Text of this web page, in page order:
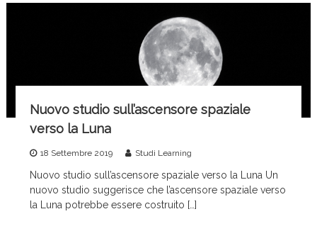
Nuovo studio sull’ascensore spaziale
verso la Luna
18 Settembre 2019 Studi Learning
Nuovo studio sull’ascensore spaziale verso la Luna Un
nuovo studio suggerisce che l’ascensore spaziale verso
la Luna potrebbe essere costruito […]